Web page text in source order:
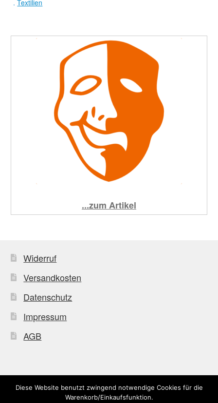
.Textilien
...zum Artikel
Widerruf
Versandkosten
Datenschutz
Impressum
AGB
© Uffkleba 2026
Diese Website benutzt zwingend notwendige Cookies für die
Warenkorb/Einkaufsfunktion.